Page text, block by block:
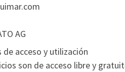
AG
de acceso y utilización
son de acceso libre y